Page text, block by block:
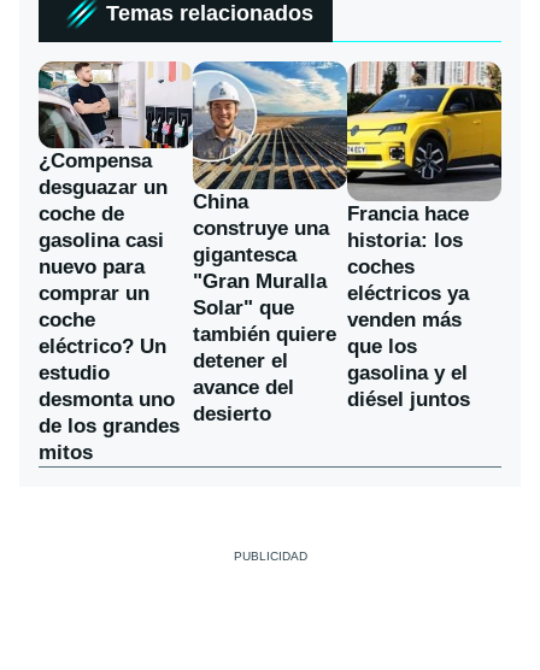
Temas relacionados
¿Compensa
desguazar un
coche de
gasolina casi
nuevo para
comprar un
coche
eléctrico? Un
estudio
desmonta uno
de los grandes
mitos
China
construye una
gigantesca
"Gran Muralla
Solar" que
también quiere
detener el
avance del
desierto
Francia hace
historia: los
coches
eléctricos ya
venden más
que los
gasolina y el
diésel juntos